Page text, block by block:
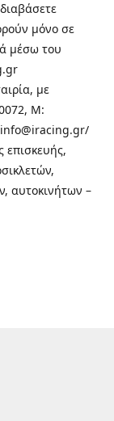
μόνο σε
μέσω του
με
M:
αυτοκινήτων –